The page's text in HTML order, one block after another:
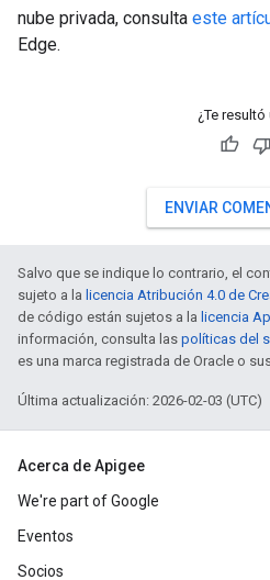
nube privada, consulta este
Edge.
¿Te resultó
ENVIAR
Salvo que se indique lo contrario, el
sujeto a la licencia Atribución 4.0 de
de código están sujetos a la licencia
información, consulta las políticas del
es una marca registrada de Oracle o
Última actualización: 2026-02-03 (UTC)
Acerca de Apigee
We're part of Google
Eventos
Socios